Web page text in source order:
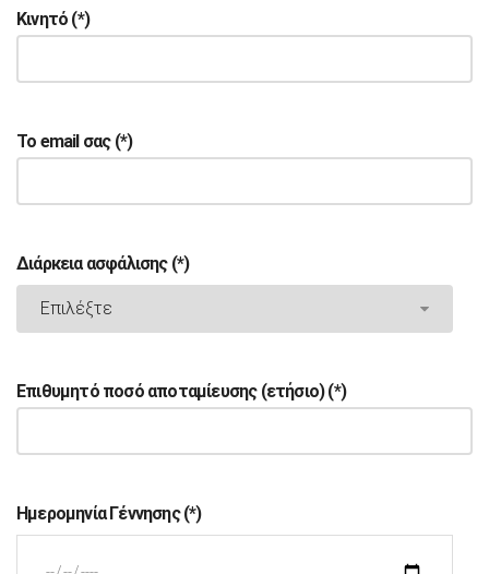
Κινητό (*)
Το email σας (*)
Διάρκεια ασφάλισης (*)
Επιθυμητό ποσό αποταμίευσης (ετήσιο) (*)
Ημερομηνία Γέννησης (*)